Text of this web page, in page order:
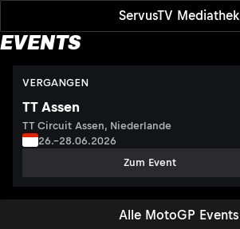
ServusTV Mediathek
EVENTS
Alle MotoGP Events
VERGANGEN
TT Assen
TT Circuit Assen, Niederlande
26.–28.06.2026
Zum Event